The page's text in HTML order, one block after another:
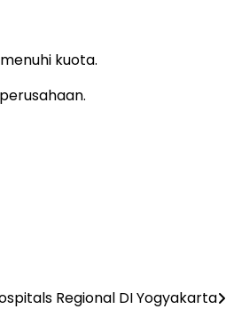
kuota.
Regional DI Yogyakarta